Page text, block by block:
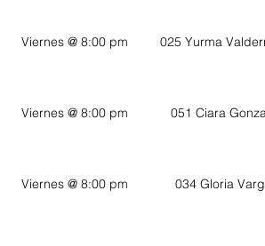
Viernes @ 8:00 pm 025 Yurma
Viernes @ 8:00 pm 051 Ciara
Viernes @ 8:00 pm 034 Gloria